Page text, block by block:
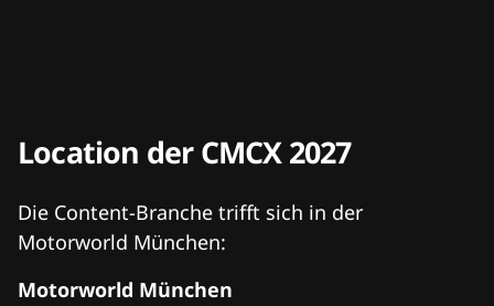
Location der CMCX 2027
Die Content-Branche trifft sich in der
Motorworld München:
Motorworld München